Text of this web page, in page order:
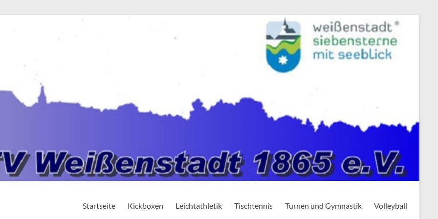
Startseite Kickboxen Leichtathletik Tischtennis Turnen und Gymnastik Volleyball